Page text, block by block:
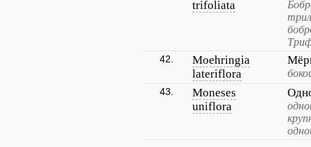
trifoliata
42.
Moehringia
lateriflora
43.
Moneses
uniflora